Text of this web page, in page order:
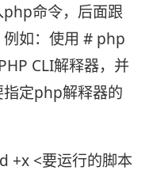
命令，后面跟
例如：使用 # php
CLI解释器，并
定php解释器的
+x <要运行的脚本